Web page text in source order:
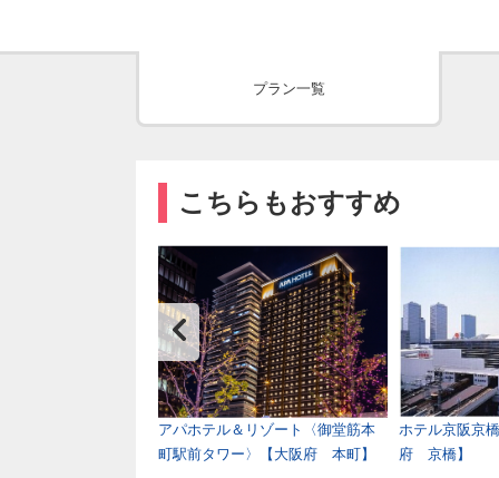
プラン一覧
こちらもおすすめ
アパホテル＆リゾート〈御堂筋本
町駅前タワー〉【大阪府 本町】
ホテル京阪京
府 京橋】